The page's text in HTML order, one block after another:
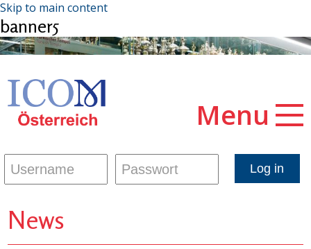
Skip to main content
banner5
Menu
News